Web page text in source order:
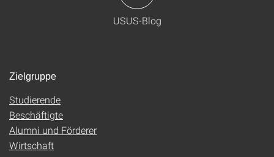
USUS-Blog
Zielgruppe
Studierende
Beschäftigte
Alumni und Förderer
Wirtschaft